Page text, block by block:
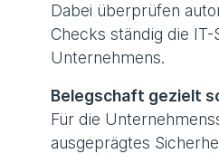
Dabei überprüfen
Checks ständig die IT-
Unternehmens.
Belegschaft gezielt
Für die
ausgeprägtes